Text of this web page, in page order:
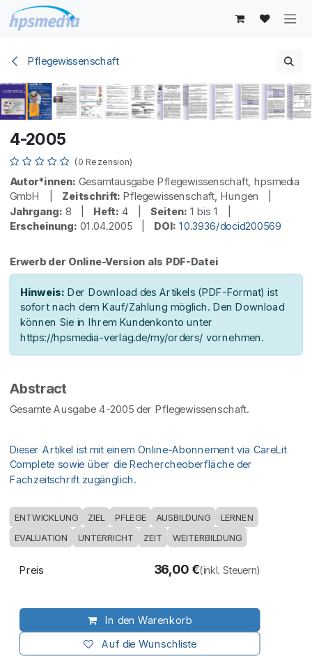
Zum Inhalt springen
Pflegewissenschaft
4-2005
(0 Rezension)
Autor*innen: Gesamtausgabe Pflegewissenschaft, hpsmedia
GmbH | Zeitschrift: Pflegewissenschaft, Hungen |
Jahrgang: 8 | Heft: 4 | Seiten: 1 bis 1 |
Erscheinung: 01.04.2005 | DOI: 10.3936/docid200569
Erwerb der Online-Version als PDF-Datei
Hinweis: Der Download des Artikels (PDF-Format) ist
sofort nach dem Kauf/Zahlung möglich. Den Download
können Sie in Ihrem Kundenkonto unter
https://hpsmedia-verlag.de/my/orders/ vornehmen.
Abstract
Gesamte Ausgabe 4-2005 der Pflegewissenschaft.
Dieser Artikel ist mit einem Online-Abonnement via CareLit
Complete sowie über die Rechercheoberfläche der
Fachzeitschrift zugänglich.
ENTWICKLUNG ZIEL PFLEGE AUSBILDUNG LERNEN
EVALUATION UNTERRICHT ZEIT WEITERBILDUNG
In den Warenkorb
Auf die Wunschliste
Preis 36,00€(inkl. Steuern)